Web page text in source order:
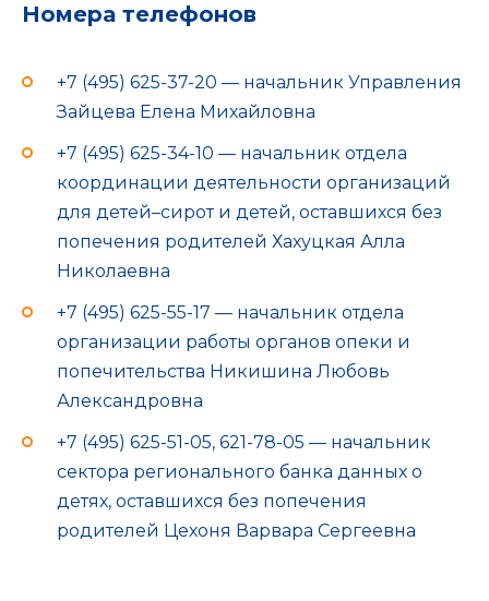
Номера телефонов
+7 (495) 625-37-20 — начальник Управления
Зайцева Елена Михайловна
+7 (495) 625-34-10 — начальник отдела
координации деятельности организаций
для детей–сирот и детей, оставшихся без
попечения родителей Хахуцкая Алла
Николаевна
+7 (495) 625-55-17 — начальник отдела
организации работы органов опеки и
попечительства Никишина Любовь
Александровна
+7 (495) 625-51-05, 621-78-05 — начальник
сектора регионального банка данных о
детях, оставшихся без попечения
родителей Цехоня Варвара Сергеевна